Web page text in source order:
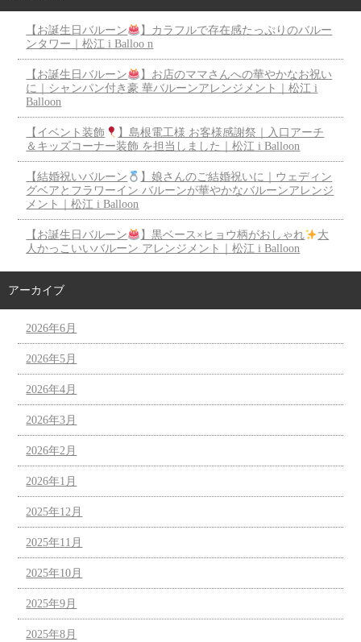
【お誕生日バルーン
】カラフルで存在感たっぷりのバルー
ンタワー｜松江 i Balloo n
【お誕生日バルーン
】お店のママさんへの華やかなお祝い
に｜シャンパン付き豪 華バルーンアレンジメント｜松江 i
Balloon
【イベント装飾
】島根電工様 お客様感謝祭｜入口アーチ
＆キッズコーナー装飾 を担当しました｜松江 i Balloon
【結婚祝いバルーン
】娘さんのご結婚祝いに｜ウェディン
グベアとフラワーイン バルーンが華やかなバルーンアレンジ
メント｜松江 i Balloon
【お誕生日バルーン 】黒ベース×ヒョウ柄がおしゃれ
大
人かっこいいバルーン アレンジメント｜松江 i Balloon
アーカイブ
2026年6月
2026年5月
2026年4月
2026年3月
2026年2月
2026年1月
2025年12月
2025年11月
2025年10月
2025年9月
2025年8月